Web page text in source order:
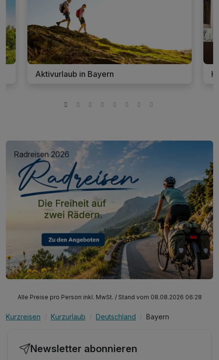
Aktivurlaub in Bayern
Radreisen 2026
Alle Preise pro Person inkl. MwSt. / Stand vom 08.08.2026 06:28
Kurzreisen Kurzurlaub Deutschland Bayern
Newsletter abonnieren